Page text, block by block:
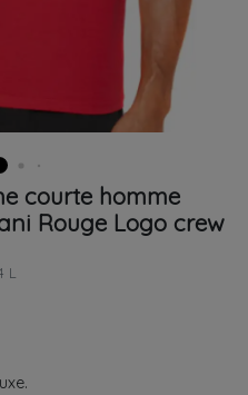
courte homme
Rouge Logo crew
L